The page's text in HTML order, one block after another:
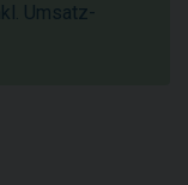
Umsatz-